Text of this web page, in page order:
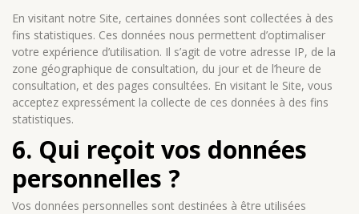
En visitant notre Site, certaines données sont collectées à des
fins statistiques. Ces données nous permettent d’optimaliser
votre expérience d’utilisation. Il s’agit de votre adresse IP, de la
zone géographique de consultation, du jour et de l’heure de
consultation, et des pages consultées. En visitant le Site, vous
acceptez expressément la collecte de ces données à des fins
statistiques.
6. Qui reçoit vos données
personnelles ?
Vos données personnelles sont destinées à être utilisées